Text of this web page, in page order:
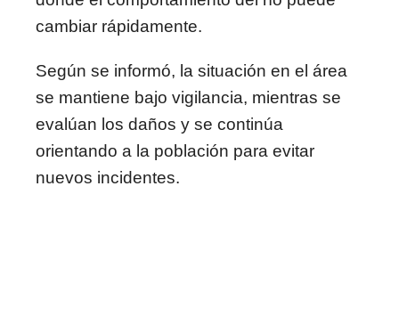
cambiar rápidamente.
Según se informó, la situación en el área
se mantiene bajo vigilancia, mientras se
evalúan los daños y se continúa
orientando a la población para evitar
nuevos incidentes.